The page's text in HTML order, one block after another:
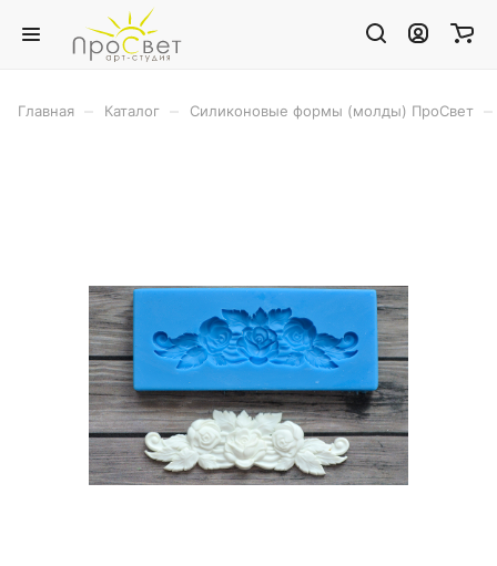
Главная Каталог Силиконовые формы (молды) ПроСвет